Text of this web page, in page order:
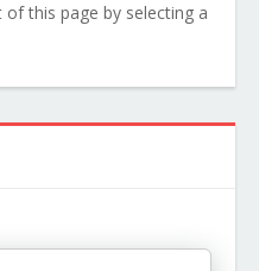
this page by selecting a